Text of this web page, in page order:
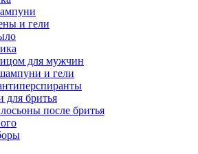
и гели
для мужчин
и гели
для бритья
после бритья